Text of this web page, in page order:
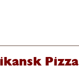
Pizza